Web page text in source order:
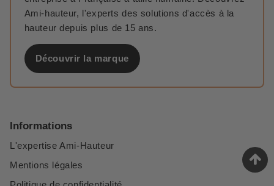
Ami-hauteur, l'experts des solutions d'accès à la
hauteur depuis plus de 15 ans.
Découvrir la marque
Informations
L'expertise Ami-Hauteur
Mentions légales